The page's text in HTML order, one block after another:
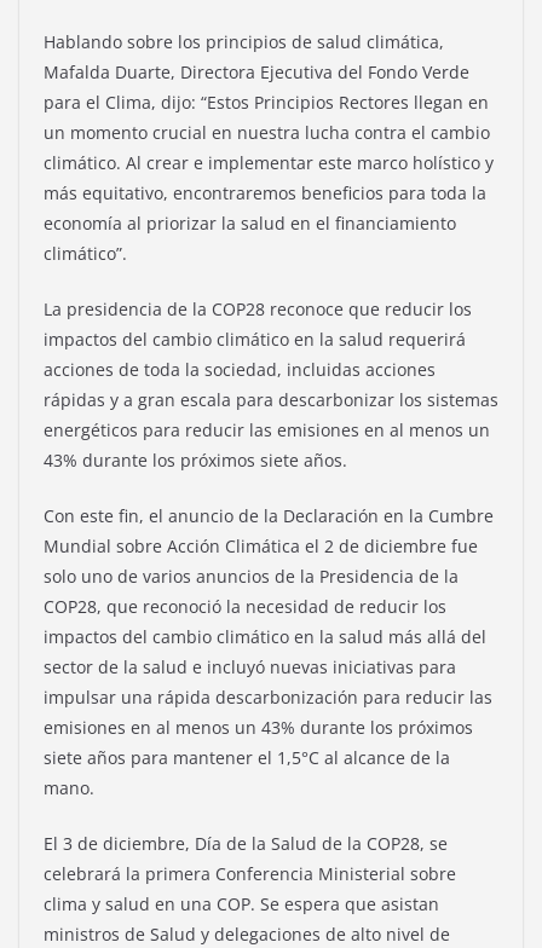
Hablando sobre los principios de salud climática,
Mafalda Duarte, Directora Ejecutiva del Fondo Verde
para el Clima, dijo: “Estos Principios Rectores llegan en
un momento crucial en nuestra lucha contra el cambio
climático. Al crear e implementar este marco holístico y
más equitativo, encontraremos beneficios para toda la
economía al priorizar la salud en el financiamiento
climático”.
La presidencia de la COP28 reconoce que reducir los
impactos del cambio climático en la salud requerirá
acciones de toda la sociedad, incluidas acciones
rápidas y a gran escala para descarbonizar los sistemas
energéticos para reducir las emisiones en al menos un
43% durante los próximos siete años.
Con este fin, el anuncio de la Declaración en la Cumbre
Mundial sobre Acción Climática el 2 de diciembre fue
solo uno de varios anuncios de la Presidencia de la
COP28, que reconoció la necesidad de reducir los
impactos del cambio climático en la salud más allá del
sector de la salud e incluyó nuevas iniciativas para
impulsar una rápida descarbonización para reducir las
emisiones en al menos un 43% durante los próximos
siete años para mantener el 1,5°C al alcance de la
mano.
El 3 de diciembre, Día de la Salud de la COP28, se
celebrará la primera Conferencia Ministerial sobre
clima y salud en una COP. Se espera que asistan
ministros de Salud y delegaciones de alto nivel de